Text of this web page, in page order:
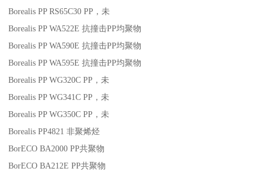
Borealis PP RS65C30 PP ，未
Borealis PP WA522E 抗撞击PP均聚物
Borealis PP WA590E 抗撞击PP均聚物
Borealis PP WA595E 抗撞击PP均聚物
Borealis PP WG320C PP ，未
Borealis PP WG341C PP ，未
Borealis PP WG350C PP ，未
Borealis PP4821 非聚烯烃
BorECO BA2000 PP共聚物
BorECO BA212E PP共聚物